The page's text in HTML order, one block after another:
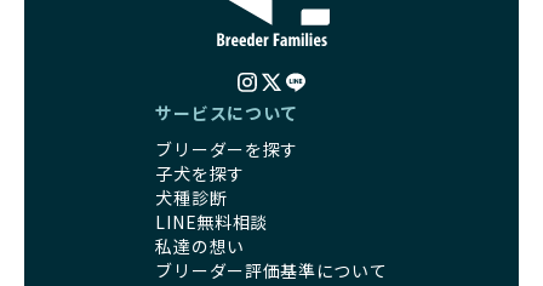
サービスについて
ブリーダーを探す
子犬を探す
犬種診断
LINE無料相談
私達の想い
ブリーダー評価基準について